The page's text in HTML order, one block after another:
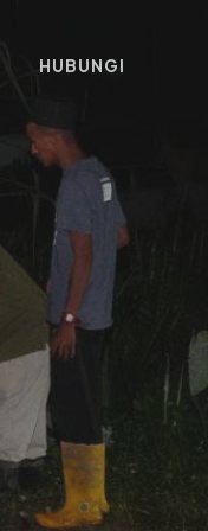
HUBUNGI